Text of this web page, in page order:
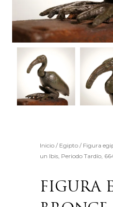
Inicio / Egipto / Figura
un Ibis, Periodo Tardío,
FIGURA